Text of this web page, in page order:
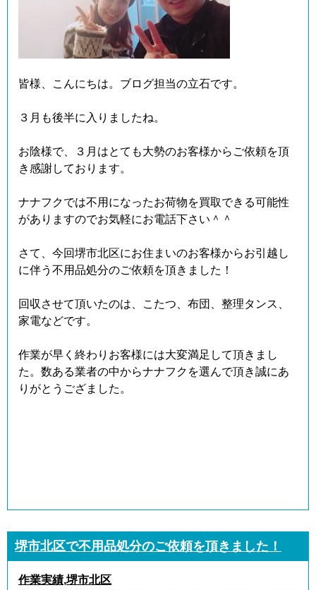
皆様、こんにちは。ブログ担当の立石です。
３月も後半に入りましたね。
お陰様で、３月はとても大勢のお客様からご依頼を頂
き感謝しております。
ナナフクでは不用になったお荷物を買取できる可能性
がありますのでお気軽にお電話下さい＾＾
さて、今回堺市北区にお住まいのお客様からお引越し
に伴う不用品処分のご依頼を頂きました！
回収させて頂いたのは、こたつ、布団、整理タンス、
家電などです。
作業が早く終わりお客様には大変満足して頂きまし
た。数ある業者の中からナナフクを選んで頂き誠にあ
りがとうござました。
堺市北区で不用品処分のご依頼を頂きました！
作業実績,堺市北区